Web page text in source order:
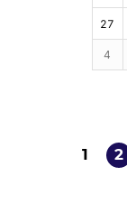
27
4
1 2